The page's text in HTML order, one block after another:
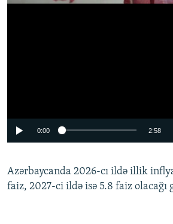
0:00 2:58
Azərbaycanda 2026-cı ildə illik
faiz, 2027-ci ildə isə 5.8 faiz olacağı